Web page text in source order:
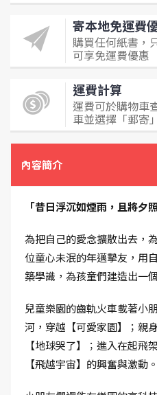
寄本地免運費
購買任何紙書，
可享免運費優惠
運費計算
運費可於購物車
車並選擇「郵寄
內容簡介
「昔日浮沉如煙雨，且將夕
為把自己的愛念擴散出去，
位童心未泯的年邁摯友，用
築學識，為孩童們建造出
兒童樂園的齒軌火車載著小
河，穿越【可愛家園】；親
【地球哭了】；進入在起飛
【飛越宇宙】的興奮與激動。